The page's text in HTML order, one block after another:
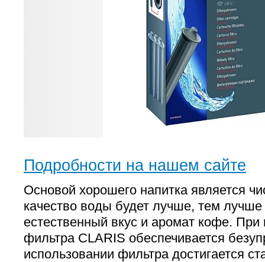
Подробности на нашем сайте
Основой хорошего напитка является
качество воды будет лучше, тем лучше
естественный вкус и аромат кофе.
фильтра CLARIS обеспечивается
использовании фильтра достигается